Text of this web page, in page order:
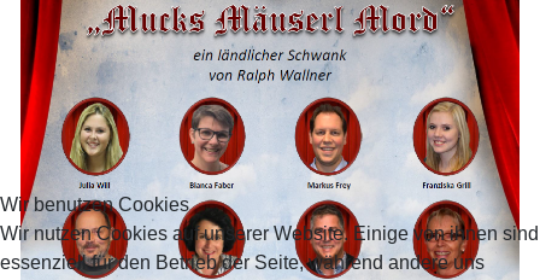
Wir benutzen Cookies
Wir nutzen Cookies auf unserer Website. Einige von ihnen sind
essenziell für den Betrieb der Seite, während andere uns